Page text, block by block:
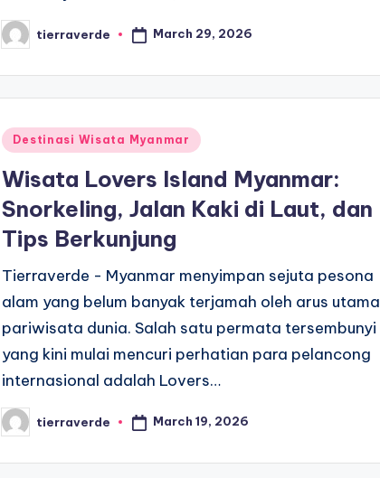
Posted
by
tierraverde March 29, 2026
Posted
Destinasi Wisata Myanmar
Wisata Lovers Island Myanmar:
Snorkeling, Jalan Kaki di Laut, dan
Tips Berkunjung
Tierraverde - Myanmar menyimpan sejuta pesona
alam yang belum banyak terjamah oleh arus utama
pariwisata dunia. Salah satu permata tersembunyi
yang kini mulai mencuri perhatian para pelancong
internasional adalah Lovers…
Posted
by
tierraverde March 19, 2026